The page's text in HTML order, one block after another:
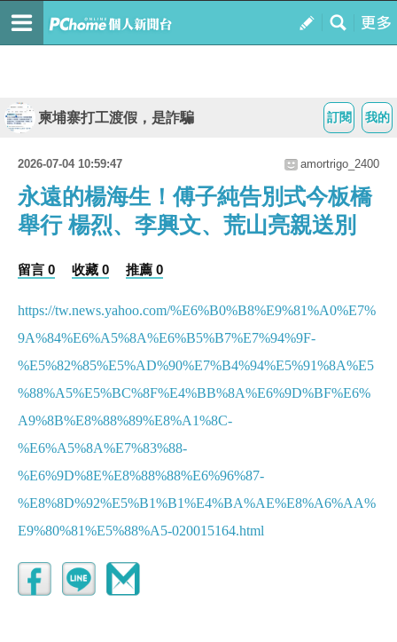
我的
訂閱
柬埔寨打工渡假，是詐騙
2026-07-04 10:59:47 amortrigo_2400
永遠的楊海生！傅子純告別式今板橋
舉行 楊烈、李興文、荒山亮親送別
留言 0 收藏 0 推薦 0
https://tw.news.yahoo.com/%E6%B0%B8%E9%81%A0%E7%
9A%84%E6%A5%8A%E6%B5%B7%E7%94%9F-
%E5%82%85%E5%AD%90%E7%B4%94%E5%91%8A%E5
%88%A5%E5%BC%8F%E4%BB%8A%E6%9D%BF%E6%
A9%8B%E8%88%89%E8%A1%8C-
%E6%A5%8A%E7%83%88-
%E6%9D%8E%E8%88%88%E6%96%87-
%E8%8D%92%E5%B1%B1%E4%BA%AE%E8%A6%AA%
E9%80%81%E5%88%A5-020015164.html